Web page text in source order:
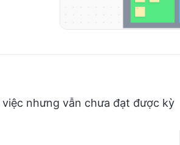
nhưng vẫn chưa đạt được kỳ